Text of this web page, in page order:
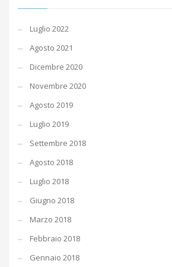
Luglio 2022
Agosto 2021
Dicembre 2020
Novembre 2020
Agosto 2019
Luglio 2019
Settembre 2018
Agosto 2018
Luglio 2018
Giugno 2018
Marzo 2018
Febbraio 2018
Gennaio 2018